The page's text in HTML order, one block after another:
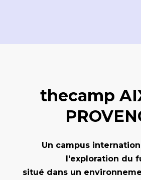
thecamp
Un campus
l'exploration du
situé dans un